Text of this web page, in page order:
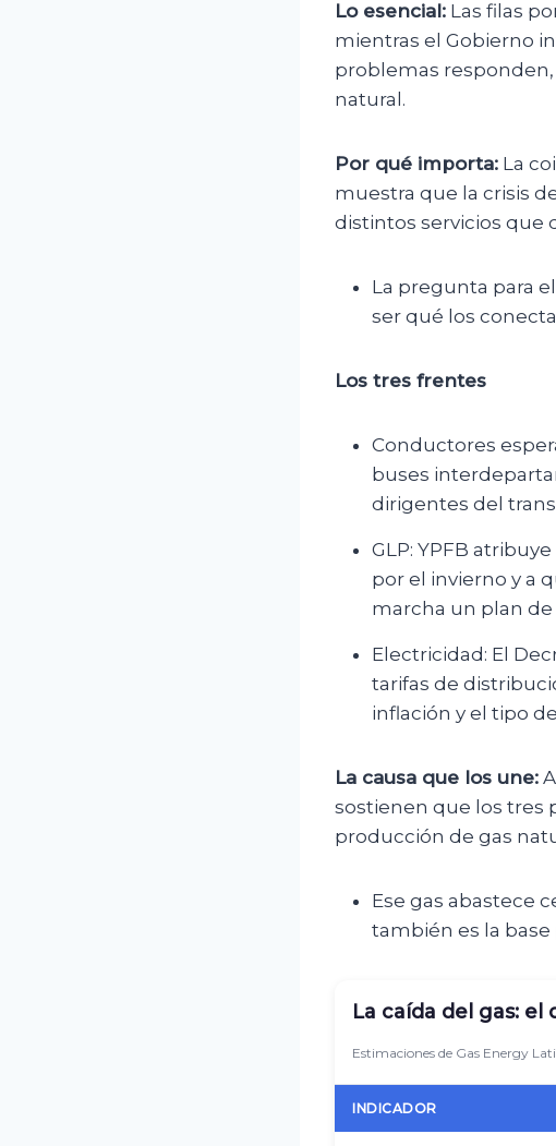
Lo esencial: Las filas
mientras el Gobierno
problemas
natural.
Por qué importa: La
muestra que la crisis
distintos servicios que
La pregunta para
ser qué los
Los tres frentes
Conductores
buses
dirigentes del
GLP: YPFB
por el invierno y a
marcha un plan
Electricidad: El
tarifas de
inflación y el tipo
La causa que los une:
sostienen que los tres
producción de gas
Ese gas abastece
también es la base
La caída del gas:
Estimaciones de Gas Energy
INDICADOR